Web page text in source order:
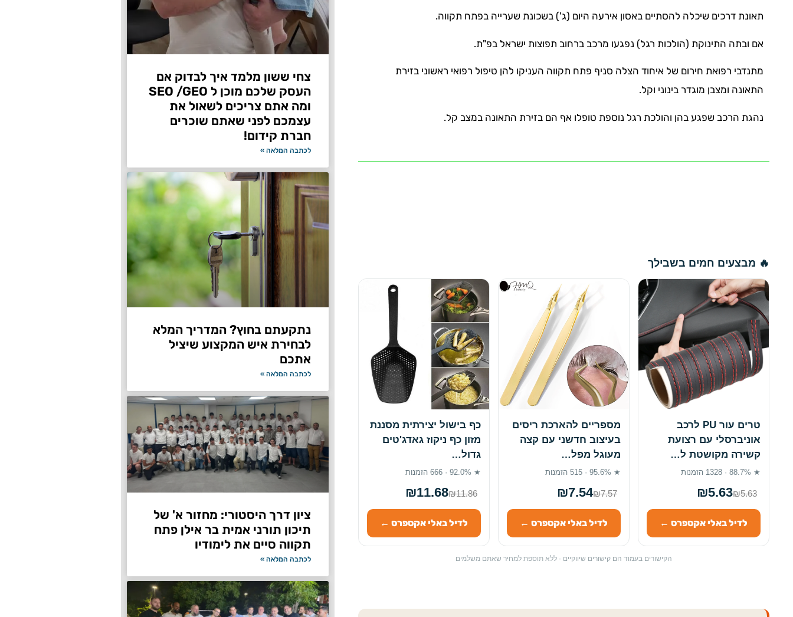
תאונת דרכים שיכלה להסתיים באסון אירעה היום (ג') בשכונת שערייה בפתח תקווה.
אם ובתה התינוקת (הולכות רגל) נפגעו מרכב ברחוב תפוצות ישראל בפ"ת.
מתנדבי רפואת חירום של איחוד הצלה סניף פתח תקווה העניקו להן טיפול רפואי ראשוני בזירת
התאונה ומצבן מוגדר בינוני וקל.
נהגת הרכב שפגע בהן והולכת רגל נוספת טופלו אף הם בזירת התאונה במצב קל.
🔥 מבצעים חמים בשבילך
טרים עור PU לרכב
אוניברסלי עם רצועת
קשירה מקושטת ל…
★ 88.7% · 1328 הזמנות
₪5.63₪5.63
לדיל באלי אקספרס ←
מספריים להארכת ריסים
בעיצוב חדשני עם קצה
מעוגל מפל…
★ 95.6% · 515 הזמנות
₪7.54₪7.57
לדיל באלי אקספרס ←
כף בישול יצירתית מסננת
מזון כף ניקוז גאדג'טים
גדול…
★ 92.0% · 666 הזמנות
₪11.68₪11.86
לדיל באלי אקספרס ←
הקישורים בעמוד הם קישורים שיווקיים · ללא תוספת למחיר שאתם משלמים
צחי ששון מלמד איך לבדוק אם
העסק שלכם מוכן ל SEO /GEO
ומה אתם צריכים לשאול את
עצמכם לפני שאתם שוכרים
חברת קידום!
לכתבה המלאה »
נתקעתם בחוץ? המדריך המלא
לבחירת איש המקצוע שיציל
אתכם
לכתבה המלאה »
ציון דרך היסטורי: מחזור א' של
תיכון תורני אמית בר אילן פתח
תקווה סיים את לימודיו
לכתבה המלאה »